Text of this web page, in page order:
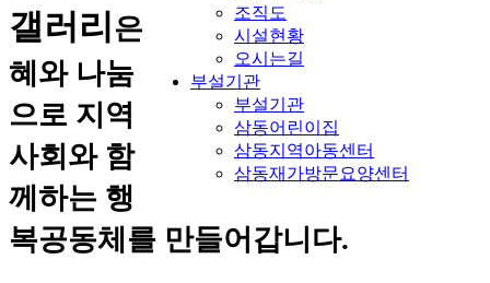
조직도
시설현황
오시는길
부설기관
부설기관
삼동어린이집
삼동지역아동센터
삼동재가방문요양센터
갤러리은
혜와 나눔
으로 지역
사회와 함
께하는 행
복공동체를 만들어갑니다.